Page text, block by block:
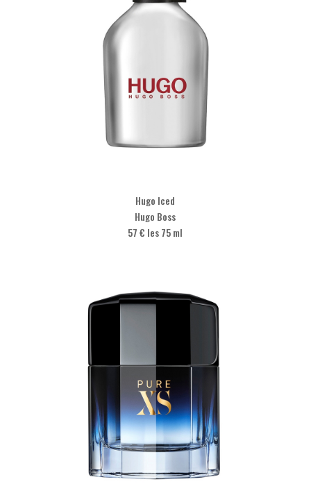
Hugo Iced
Hugo Boss
57 € les 75 ml